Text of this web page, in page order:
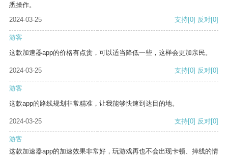
悉操作。
2024-03-25
支持[0] 反对[0]
游客
这款加速器app的价格有点贵，可以适当降低一些，这样会更加亲民。
2024-03-25 支持[0] 反对[0]
游客
这款app的路线规划非常精准，让我能够快速到达目的地。
2024-03-25 支持[0] 反对[0]
游客
这款加速器app的加速效果非常好，玩游戏再也不会出现卡顿、掉线的情